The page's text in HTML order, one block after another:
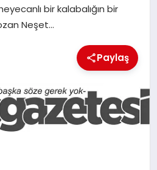
bir kalabalığın bir
Neşet…
Paylaş